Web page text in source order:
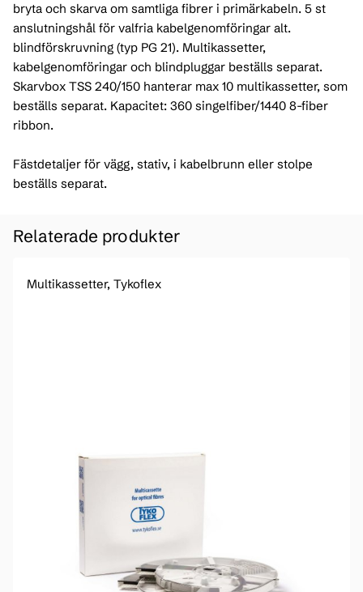
bryta och skarva om samtliga fibrer i primärkabeln. 5 st
anslutningshål för valfria kabelgenomföringar alt.
blindförskruvning (typ PG 21). Multikassetter,
kabelgenomföringar och blindpluggar beställs separat.
Skarvbox TSS 240/150 hanterar max 10 multikassetter, som
beställs separat. Kapacitet: 360 singelfiber/1440 8-fiber
ribbon.
Fästdetaljer för vägg, stativ, i kabelbrunn eller stolpe
beställs separat.
Relaterade produkter
Multikassetter, Tykoflex